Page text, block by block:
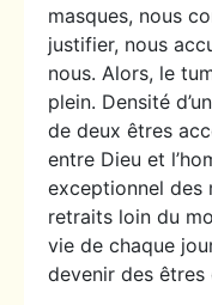
masques, nous
justifier, nous
nous. Alors, le
plein. Densité
de deux êtres
entre Dieu et
exceptionnel des
retraits loin du
vie de chaque
devenir des êtres